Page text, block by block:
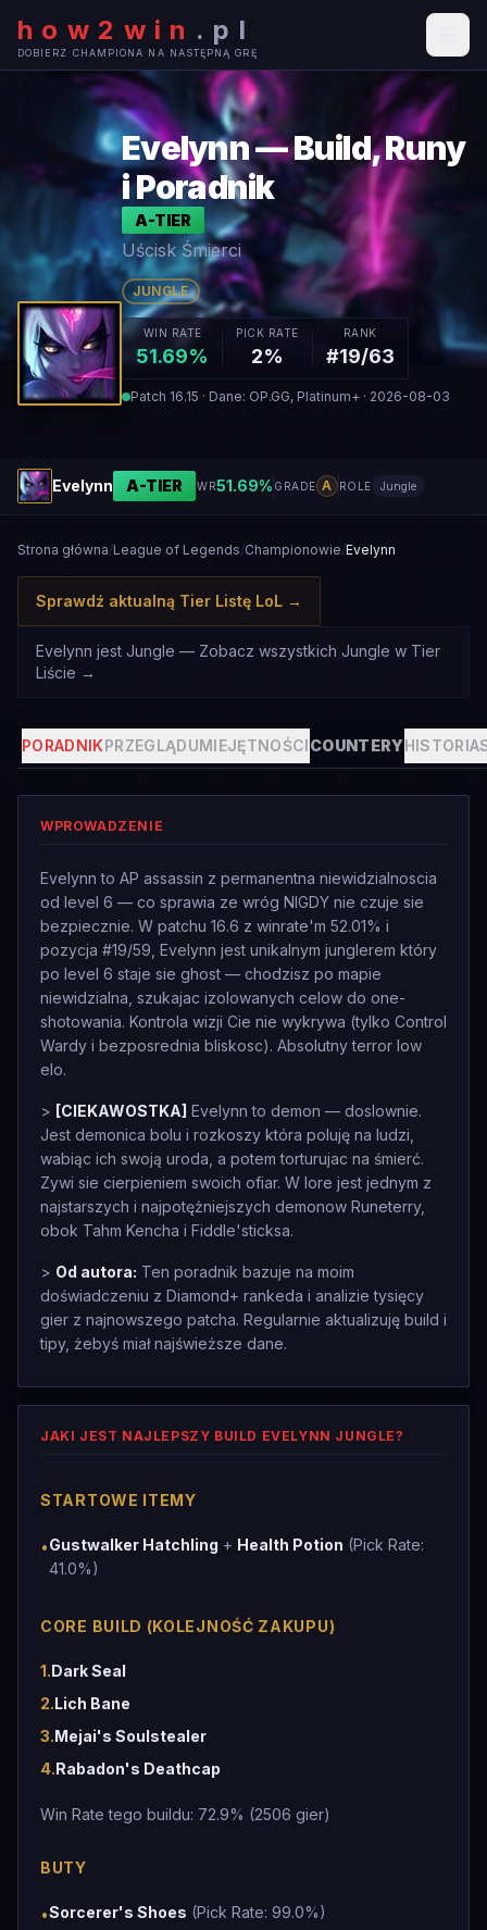
how2win . pl
DOBIERZ CHAMPIONA NA NASTĘPNĄ GRĘ
Evelynn — Build, Runy
i Poradnik
A-TIER
Uścisk Śmierci
JUNGLE
WIN RATE
51.69%
PICK RATE
2%
RANK
#19/63
Patch 16.15 · Dane: OP.GG, Platinum+ · 2026-08-03
Evelynn A-TIER WR51.69% GRADE A ROLE Jungle
Strona główna/League of Legends/Championowie/Evelynn
Sprawdź aktualną Tier Listę LoL →
Evelynn jest Jungle — Zobacz wszystkich Jungle w Tier
Liście →
PORADNIKPRZEGLĄDUMIEJĘTNOŚCICOUNTERYHISTORIA
WPROWADZENIE
Evelynn to AP assassin z permanentna niewidzialnoscia
od level 6 — co sprawia ze wróg NIGDY nie czuje sie
bezpiecznie. W patchu 16.6 z winrate'm 52.01% i
pozycja #19/59, Evelynn jest unikalnym junglerem który
po level 6 staje sie ghost — chodzisz po mapie
niewidzialna, szukajac izolowanych celow do one-
shotowania. Kontrola wizji Cie nie wykrywa (tylko Control
Wardy i bezposrednia bliskosc). Absolutny terror low
elo.
> [CIEKAWOSTKA] Evelynn to demon — doslownie.
Jest demonica bolu i rozkoszy która poluję na ludzi,
wabiąc ich swoją uroda, a potem torturujac na śmierć.
Zywi sie cierpieniem swoich ofiar. W lore jest jednym z
najstarszych i najpotężniejszych demonow Runeterry,
obok Tahm Kencha i Fiddle'sticksa.
> Od autora: Ten poradnik bazuje na moim
doświadczeniu z Diamond+ rankeda i analizie tysięcy
gier z najnowszego patcha. Regularnie aktualizuję build i
tipy, żebyś miał najświeższe dane.
JAKI JEST NAJLEPSZY BUILD EVELYNN JUNGLE?
STARTOWE ITEMY
•Gustwalker Hatchling + Health Potion (Pick Rate:
41.0%)
CORE BUILD (KOLEJNOŚĆ ZAKUPU)
1.Dark Seal
2.Lich Bane
3.Mejai's Soulstealer
4.Rabadon's Deathcap
Win Rate tego buildu: 72.9% (2506 gier)
BUTY
•Sorcerer's Shoes (Pick Rate: 99.0%)